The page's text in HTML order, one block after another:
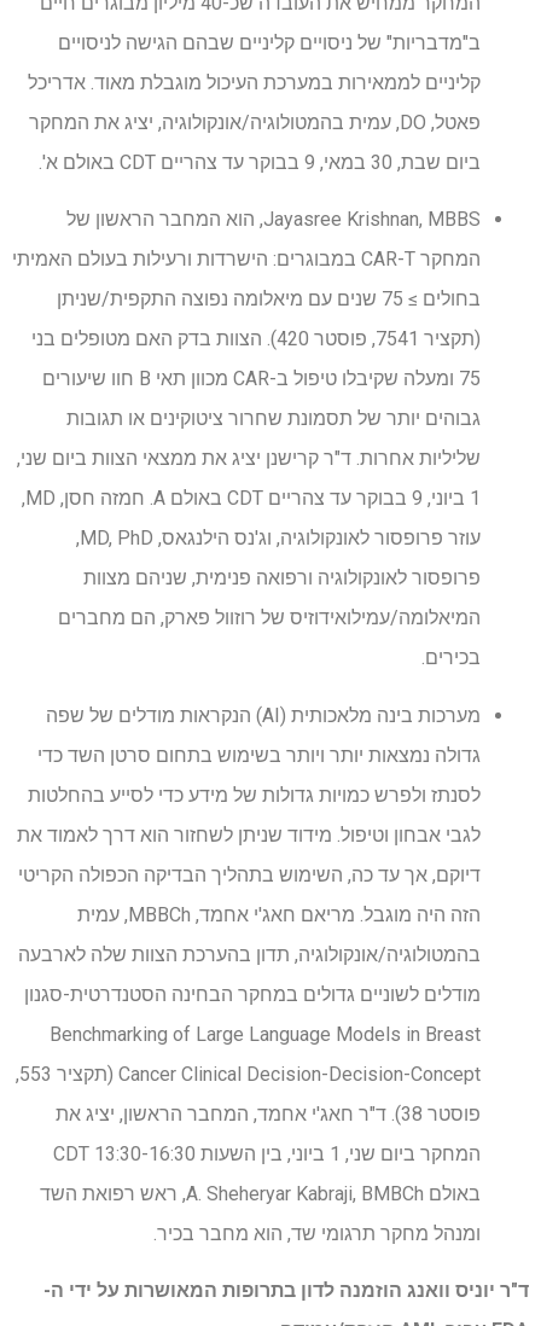
ב"מדבריות" של ניסויים קליניים שבהם הגישה לניסויים
קליניים לממאירות במערכת העיכול מוגבלת מאוד. אדריכל
פאטל, DO, עמית בהמטולוגיה/אונקולוגיה, יציג את המחקר
ביום שבת, 30 במאי, 9 בבוקר עד צהריים CDT באולם א'.
Jayasree Krishnan, MBBS, הוא המחבר הראשון של
המחקר CAR-T במבוגרים: הישרדות ורעילות בעולם האמיתי
בחולים ≥ 75 שנים עם מיאלומה נפוצה התקפית/שניתן
(תקציר 7541, פוסטר 420). הצוות בדק האם מטופלים בני
75 ומעלה שקיבלו טיפול ב-CAR מכוון תאי B חוו שיעורים
גבוהים יותר של תסמונת שחרור ציטוקינים או תגובות
שליליות אחרות. ד"ר קרישנן יציג את ממצאי הצוות ביום שני,
1 ביוני, 9 בבוקר עד צהריים CDT באולם A. חמזה חסן, MD,
עוזר פרופסור לאונקולוגיה, וג'נס הילנגאס, MD, PhD,
פרופסור לאונקולוגיה ורפואה פנימית, שניהם מצוות
המיאלומה/עמילואידוזיס של רוזוול פארק, הם מחברים
בכירים.
מערכות בינה מלאכותית (AI) הנקראות מודלים של שפה
גדולה נמצאות יותר ויותר בשימוש בתחום סרטן השד כדי
לסנתז ולפרש כמויות גדולות של מידע כדי לסייע בהחלטות
לגבי אבחון וטיפול. מידוד שניתן לשחזור הוא דרך לאמוד את
דיוקם, אך עד כה, השימוש בתהליך הבדיקה הכפולה הקריטי
הזה היה מוגבל. מריאם חאג'י אחמד, MBBCh, עמית
בהמטולוגיה/אונקולוגיה, תדון בהערכת הצוות שלה לארבעה
מודלים לשוניים גדולים במחקר הבחינה הסטנדרטית-סגנון
Benchmarking of Large Language Models in Breast
Cancer Clinical Decision-Decision-Concept (תקציר 553,
פוסטר 38). ד"ר חאג'י אחמד, המחבר הראשון, יציג את
המחקר ביום שני, 1 ביוני, בין השעות 13:30-16:30 CDT
באולם A. Sheheryar Kabraji, BMBCh, ראש רפואת השד
ומנהל מחקר תרגומי שד, הוא מחבר בכיר.
ד"ר יוניס וואנג הוזמנה לדון בתרופות המאושרות על ידי ה-